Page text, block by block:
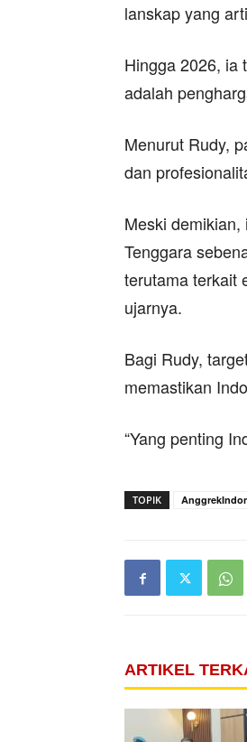
lanskap yang
Hingga 2026, ia
adalah
Menurut Rudy,
dan
Meski
Tenggara
terutama terkait
ujarnya.
Bagi Rudy,
memastikan
“Yang penting
TOPIK
ARTIKEL